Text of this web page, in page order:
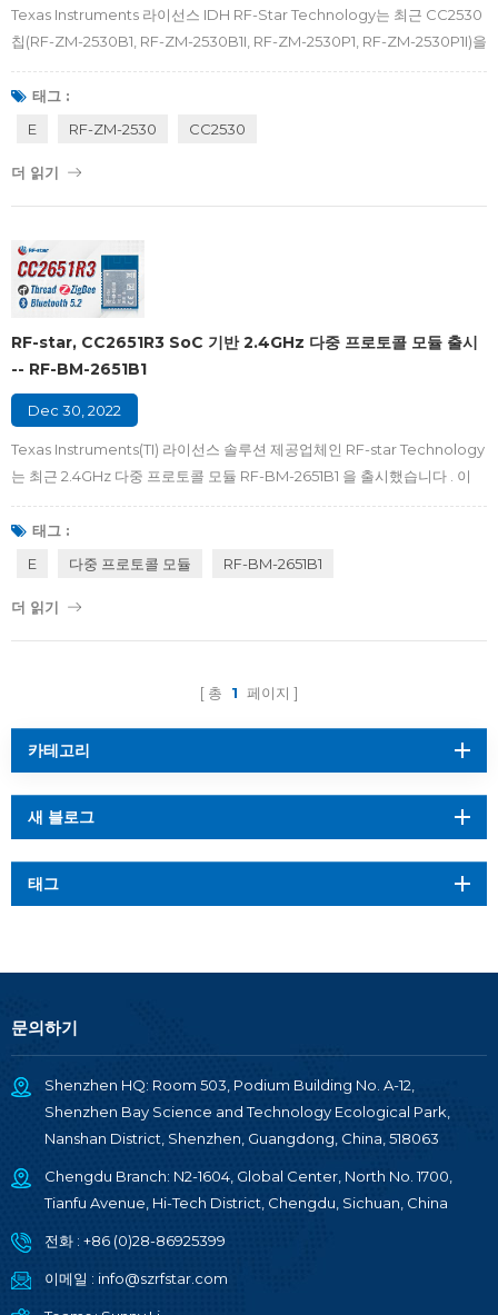
Texas Instruments 라이선스 IDH RF-Star Technology는 최근 CC2530
칩(RF-ZM-2530B1, RF-ZM-2530B1I, RF-ZM-2530P1, RF-ZM-2530P1I)을
기반으로 하는 일련의 Zigebee 모듈을 출시했습니다. 그 중 RF-ZM-
2530B1 및 RF-ZM-2530B1I는 모든 IO 포트가 리드아웃되고 각각 PCB 및
IPEX 안테나 인터페이스가 있는 클래식 모델입니다. RF-ZM-2530P1 및
이스가 있는 파워 업 모델입니다. 기존 모델과 달리 PA와 LNA를 내장해 전
태그 :
E
RF-ZM-2530 CC2530
더 읽기
RF-star, CC2651R3 SoC 기반 2.4GHz 다중 프로토콜 모듈 출시
-- RF-BM-2651B1
Dec 30, 2022
Texas Instruments(TI) 라이선스 솔루션 제공업체인 RF-star Technology
는 최근 2.4GHz 다중 프로토콜 모듈 RF-BM-2651B1 을 출시했습니다 . 이
모듈은 Texas Instruments의 SoC CC2651R3을 기반으로 개발되었으며
Thread, Zigbee 3.0, Bluetooth®5.2 저에너지를 지원합니다. , IEEE
802.15.4g, TI 15.4-Stack(2.4GHz) 및 전용 프로토콜.CC2651R3에는
한 48MHz ARM® Cortex®-M4F 메인 프로세서, 40KB RAM, 352KB 플
래시가 포함되어 있습니다. ，저전력 무선 통신 및 고급 감지 시나리오에
태그 :
E
다중 프로토콜 모듈 RF-BM-2651B1
더 읽기
총 1 페이지
카테고리
새 블로그
태그
문의하기
Shenzhen HQ: Room 503, Podium Building No. A-12,
Shenzhen Bay Science and Technology Ecological Park,
Nanshan District, Shenzhen, Guangdong, China, 518063
Chengdu Branch: N2-1604, Global Center, North No. 1700,
Tianfu Avenue, Hi-Tech District, Chengdu, Sichuan, China
전화 : +86 (0)28-86925399
이메일 : info@szrfstar.com